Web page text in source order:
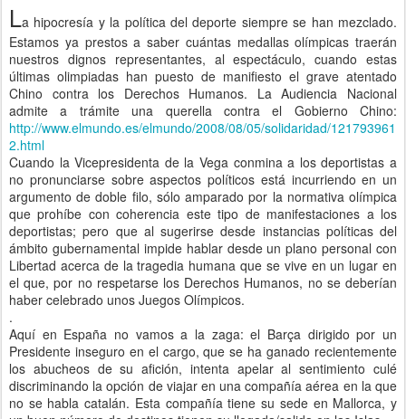
La hipocresía y la política del deporte siempre se han mezclado.
Estamos ya prestos a saber cuántas medallas olímpicas traerán
nuestros dignos representantes, al espectáculo, cuando estas
últimas olimpiadas han puesto de manifiesto el grave atentado
Chino contra los Derechos Humanos. La Audiencia Nacional
admite a trámite una querella contra el Gobierno Chino:
http://www.elmundo.es/elmundo/2008/08/05/solidaridad/121793961
2.html
Cuando la Vicepresidenta de la Vega conmina a los deportistas a
no pronunciarse sobre aspectos políticos está incurriendo en un
argumento de doble filo, sólo amparado por la normativa olímpica
que prohíbe con coherencia este tipo de manifestaciones a los
deportistas; pero que al sugerirse desde instancias políticas del
ámbito gubernamental impide hablar desde un plano personal con
Libertad acerca de la tragedia humana que se vive en un lugar en
el que, por no respetarse los Derechos Humanos, no se deberían
haber celebrado unos Juegos Olímpicos.
.
Aquí en España no vamos a la zaga: el Barça dirigido por un
Presidente inseguro en el cargo, que se ha ganado recientemente
los abucheos de su afición, intenta apelar al sentimiento culé
discriminando la opción de viajar en una compañía aérea en la que
no se habla catalán. Esta compañía tiene su sede en Mallorca, y